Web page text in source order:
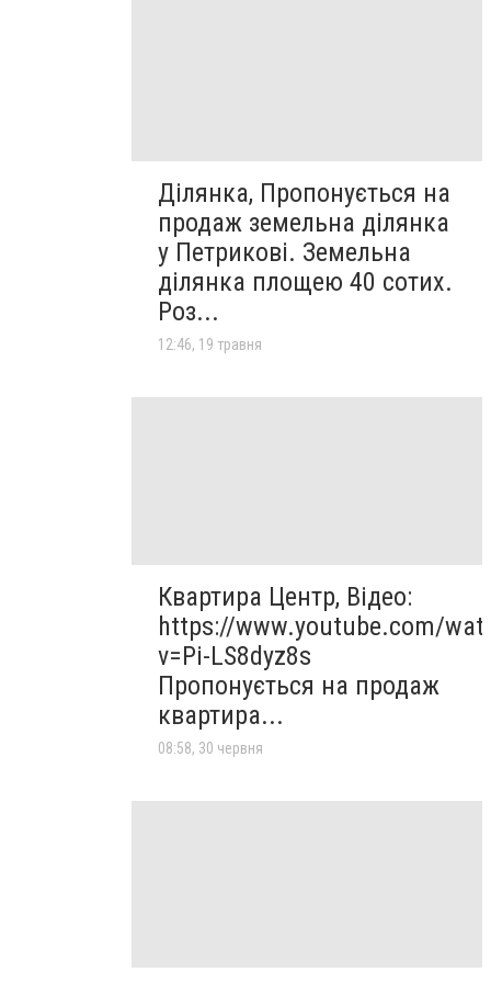
Ділянка, Пропонується на
продаж земельна ділянка
у Петрикові. Земельна
ділянка площею 40 сотих.
Роз...
12:46, 19 травня
Квартира Центр, Відео:
https://www.youtube.com/
v=Pi-LS8dyz8s
Пропонується на продаж
квартира...
08:58, 30 червня